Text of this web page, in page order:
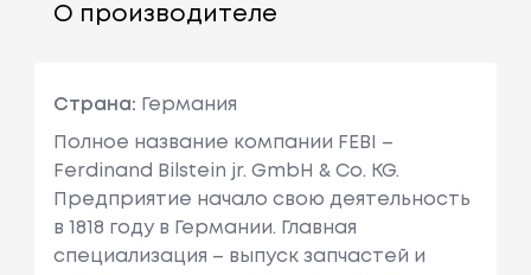
О производителе
Страна: Германия
Полное название компании FEBI –
Ferdinand Bilstein jr. GmbH & Co. KG.
Предприятие начало свою деятельность
в 1818 году в Германии. Главная
специализация – выпуск запчастей и